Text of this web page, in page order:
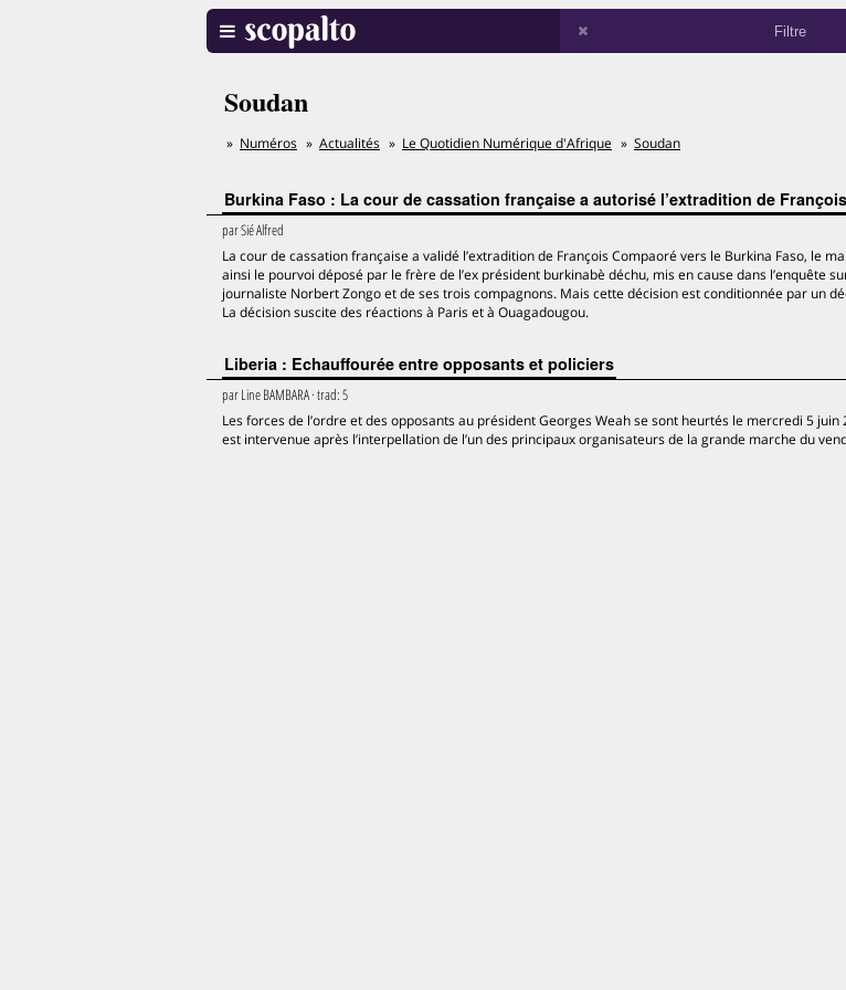
Soudan
Numéros Actualités Le Quotidien Numérique d'Afrique Soudan
Burkina Faso : La cour de cassation française a autorisé l’extradition de
parSié Alfred
La cour de cassation française a validé l’extradition de François Compaoré vers le Burkina Faso, le
ainsi le pourvoi déposé par le frère de l’ex président burkinabè déchu, mis en cause dans l’enquête
journaliste Norbert Zongo et de ses trois compagnons. Mais cette décision est conditionnée par un
La décision suscite des réactions à Paris et à Ouagadougou.
Liberia : Echauffourée entre opposants et policiers
parLine BAMBARA· trad:5
Les forces de l’ordre et des opposants au président Georges Weah se sont heurtés le mercredi 5
est intervenue après l’interpellation de l’un des principaux organisateurs de la grande marche du